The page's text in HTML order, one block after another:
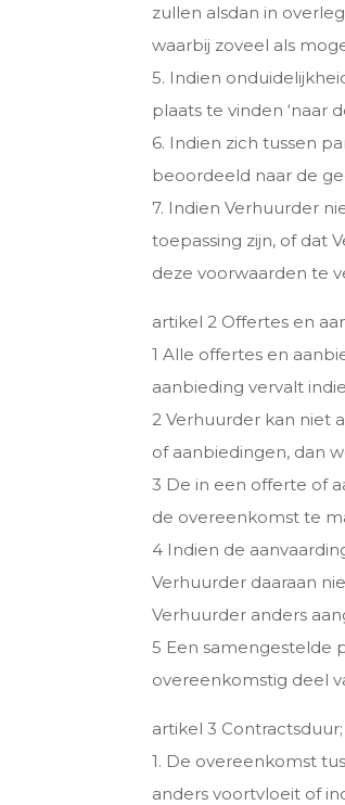
zullen alsdan in
waarbij zoveel als
5. Indien
plaats te vinden ‘naar
6. Indien zich tussen
beoordeeld naar de
7. Indien Verhuurder
toepassing zijn, of dat
deze voorwaarden te
artikel 2 Offertes en
1 Alle offertes en
aanbieding vervalt
2 Verhuurder kan niet
of aanbiedingen, dan
3 De in een offerte of
de overeenkomst te
4 Indien de
Verhuurder daaraan
Verhuurder anders
5 Een samengestelde
overeenkomstig deel
artikel 3
1. De overeenkomst
anders voortvloeit of